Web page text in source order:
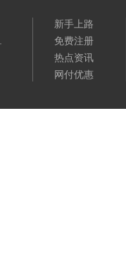
新手上路
免费注册
热点资讯
网付优惠